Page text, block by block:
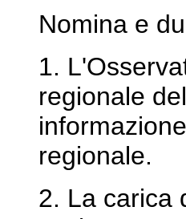
Nomina e
1.
regionale
regionale.
2. La carica